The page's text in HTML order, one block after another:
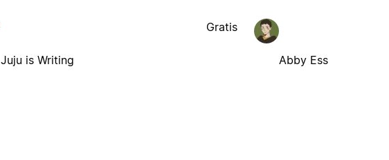
Juju is Writing
Gratis
Abby Ess